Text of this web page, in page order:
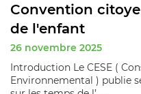
Convention
de l'enfant
26 novembre 2025
Introduction Le CESE (
Environnemental ) publie